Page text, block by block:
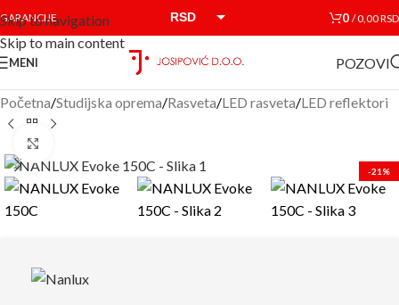
Skip to navigation
Skip to main content
GARANCIJE RSD 0 /0,00RSD
MENI POZOVI
Početna/Studijska oprema/Rasveta/LED rasveta/LED reflektori
-21%